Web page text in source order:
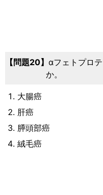
20
αフェトプロ
か。
大腸癌
肝癌
膵頭部癌
絨毛癌